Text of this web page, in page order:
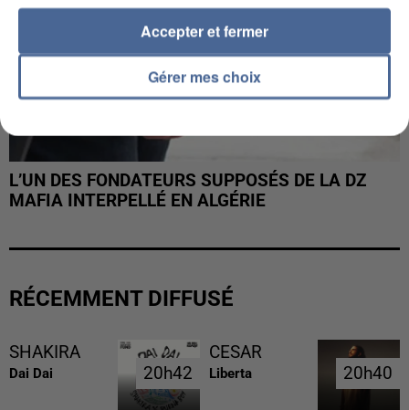
L’UN DES FONDATEURS SUPPOSÉS DE LA DZ
MAFIA INTERPELLÉ EN ALGÉRIE
RÉCEMMENT DIFFUSÉ
SHAKIRA
Dai Dai 20h42
20h42
CESAR
Liberta 20h40
20h40
Gérer mes choix
Accepter et fermer